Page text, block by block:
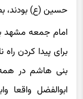
امام جمعه مشهد
برای پیدا کردن
بنی هاشم در
ابوالفضل واقعا
حضرت عباس در حس